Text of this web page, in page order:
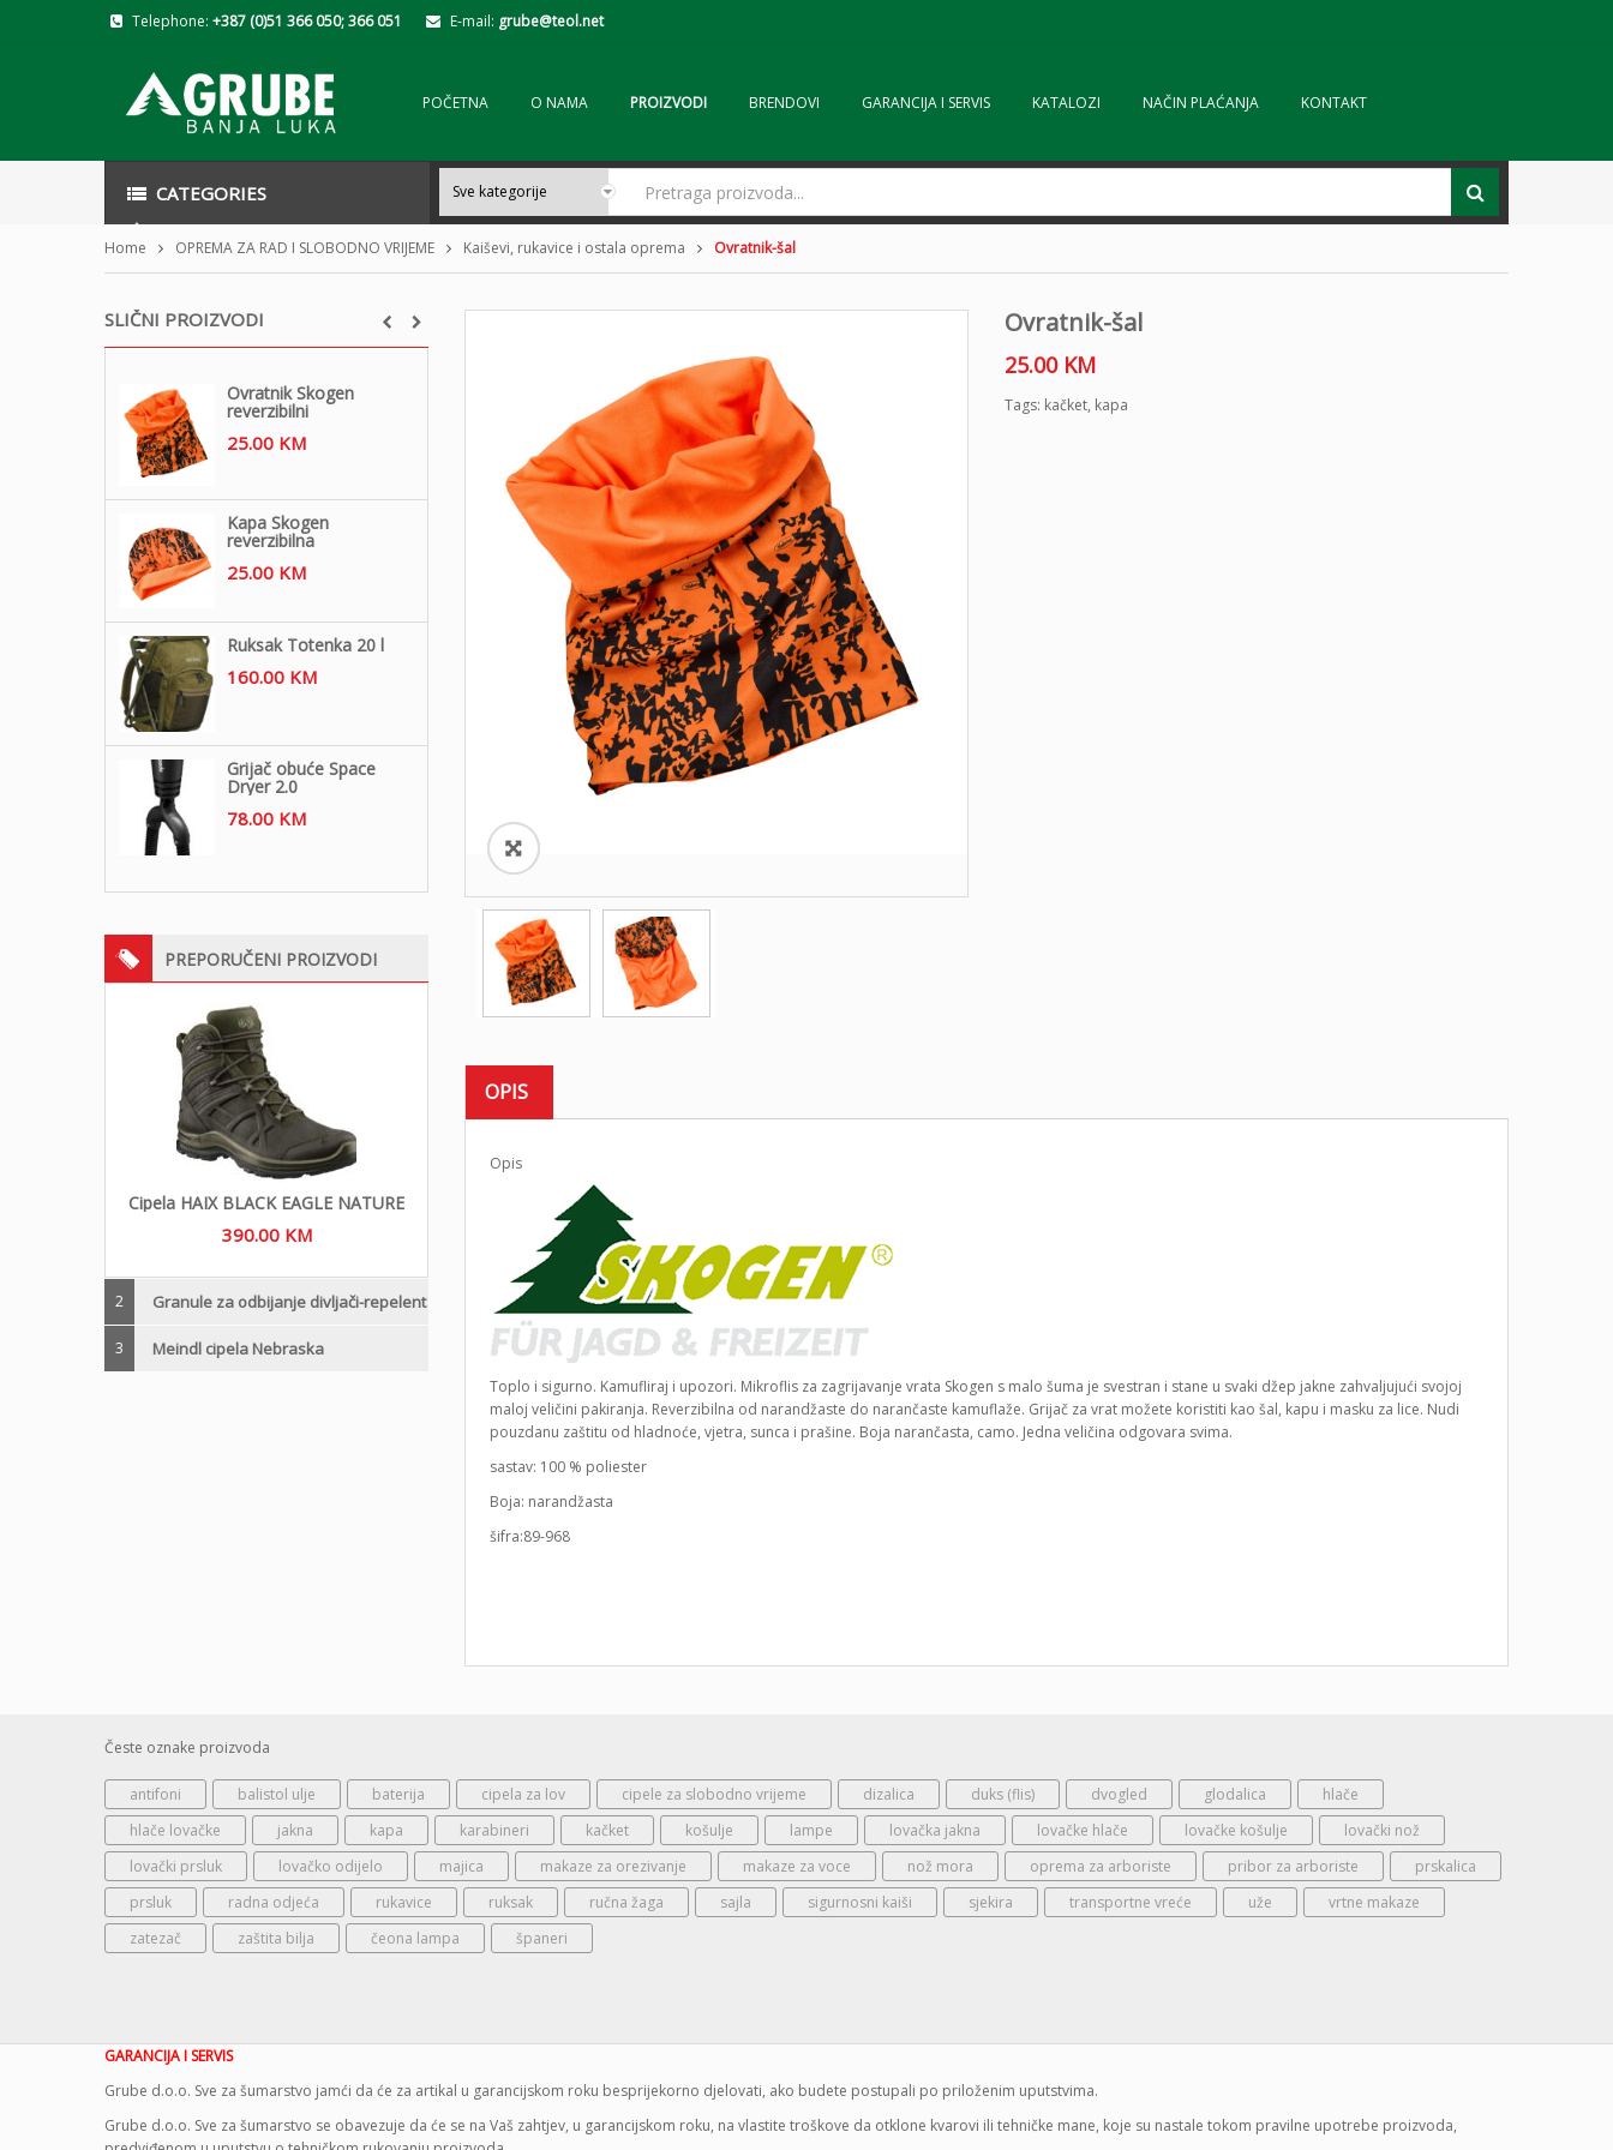
Telephone: +387 (0)51 366 050; 366 051 E-mail: grube@teol.net
POČETNA O NAMA PROIZVODI BRENDOVI GARANCIJA I SERVIS KATALOZI NAČIN PLAĆANJA KONTAKT
CATEGORIES
Home OPREMA ZA RAD I SLOBODNO VRIJEME Kaiševi, rukavice i ostala oprema Ovratnik-šal
SLIČNI PROIZVODI
Ovratnik Skogen
reverzibilni
25.00 KM
Kapa Skogen
reverzibilna
25.00 KM
Ruksak Totenka 20 l
160.00 KM
Grijač obuće Space
Dryer 2.0
78.00 KM
PREPORUČENI PROIZVODI
Cipela HAIX BLACK EAGLE NATURE
390.00 KM
2 Granule za odbijanje divljači-repelent
3 Meindl cipela Nebraska
Ovratnik-šal
25.00 KM
Tags: kačket, kapa
OPIS
Opis
Toplo i sigurno. Kamufliraj i upozori. Mikroflis za zagrijavanje vrata Skogen s malo šuma je svestran i stane u svaki džep jakne zahvaljujući svojoj
maloj veličini pakiranja. Reverzibilna od narandžaste do narančaste kamuflaže. Grijač za vrat možete koristiti kao šal, kapu i masku za lice. Nudi
pouzdanu zaštitu od hladnoće, vjetra, sunca i prašine. Boja narančasta, camo. Jedna veličina odgovara svima.
sastav: 100 % poliester
Boja: narandžasta
šifra:89-968
Česte oznake proizvoda
antifoni balistol ulje baterija cipela za lov cipele za slobodno vrijeme dizalica duks (flis) dvogled glodalica
hlače
hlače lovačke
jakna kapa karabineri kačket košulje lampe lovačka jakna lovačke hlače lovačke košulje
lovački nož
lovački prsluk
lovačko odijelo majica makaze za orezivanje makaze za voce nož mora oprema za arboriste pribor za arboriste
prskalica
prsluk
radna odjeća rukavice ruksak ručna žaga sajla sigurnosni kaiši sjekira transportne vreće uže
vrtne makaze
zatezač
zaštita bilja čeona lampa španeri
GARANCIJA I SERVIS
Grube d.o.o. Sve za šumarstvo jamći da će za artikal u garancijskom roku besprijekorno djelovati, ako budete postupali po priloženim uputstvima.
Grube d.o.o. Sve za šumarstvo se obavezuje da će se na Vaš zahtjev, u garancijskom roku, na vlastite troškove da otklone kvarovi ili tehničke mane, koje su nastale tokom pravilne upotrebe proizvoda,